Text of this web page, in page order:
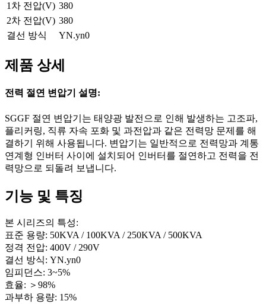
1차 전압(V) 380
2차 전압(V) 380
결선 방식
YN.yn0
제품 상세
전력 절연 변압기 설명:
SGGF 절연 변압기는 태양광 발전으로 인해 발생하는 고조파,
플리커링, 직류 자속 포화 및 과전압과 같은 전력망 문제를 해
결하기 위해 사용됩니다. 변압기는 일반적으로 전력망과 계통
연계형 인버터 사이에 설치되어 인버터를 절연하고 전력을 전
력망으로 되돌려 보냅니다.
기능 및 특징
본 시리즈의 특성:
표준 용량: 50KVA / 100KVA / 250KVA / 500KVA
정격 전압: 400V / 290V
결선 방식: YN.yn0
임피던스: 3~5%
효율: ＞98%
과부하 용량: 15%